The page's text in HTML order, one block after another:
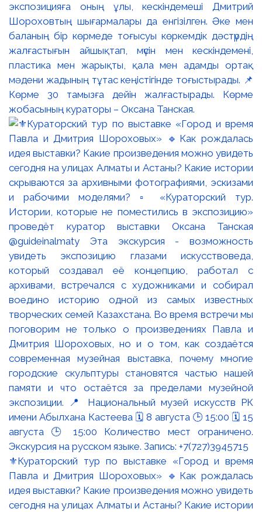
экспозицияға оның ұлы, кескіндемеші Дмитрий
Шороховтың шығармалары да енгізілген. Әке мен
баланың бір көрмеде тоғысуы көркемдік дәстүрдің
жалғастығын айшықтап, мүсін мен кескіндемені,
пластика мен жарықты, қала мен адамды ортақ
мәдени жадының тұтас кеңістігінде тоғыстырады. 📌
Көрме 30 тамызға дейін жалғастырады. Көрме
жобасының кураторы – Оксана Танская.
⚜️Кураторский тур по выставке «Город и время
Павла и Дмитрия Шороховых» 🔹Как рождалась
идея выставки? Какие произведения можно увидеть
сегодня на улицах Алматы и Астаны? Какие истории